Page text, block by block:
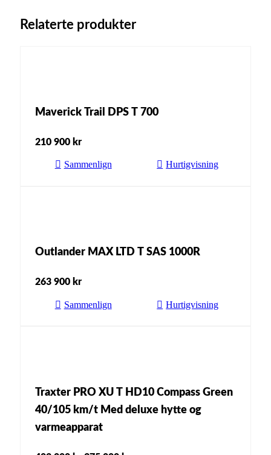
Relaterte produkter
Maverick Trail DPS T 700
210 900 kr
Sammenlign Hurtigvisning
Outlander MAX LTD T SAS 1000R
263 900 kr
Sammenlign Hurtigvisning
Traxter PRO XU T HD10 Compass Green
40/105 km/t Med deluxe hytte og
varmeapparat